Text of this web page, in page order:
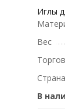
Иглы
Вес
В